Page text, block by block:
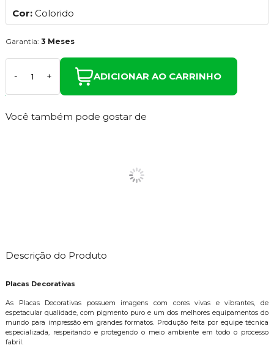
Cor: Colorido
Garantia: 3 Meses
- + ADICIONAR AO CARRINHO
Você também pode gostar de
Descrição do Produto
Placas Decorativas
As Placas Decorativas possuem imagens com cores vivas e vibrantes, de
espetacular qualidade, com pigmento puro e um dos melhores equipamentos do
mundo para impressão em grandes formatos. Produção feita por equipe técnica
especializada, respeitando e protegendo o meio ambiente em todo o processo
fabril.